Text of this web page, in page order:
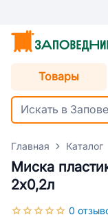
Товары
Главная Каталог
Миска
2х0,2л
0